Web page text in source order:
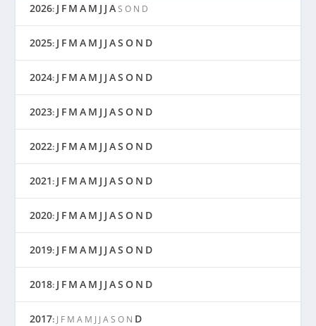
2026: J F M A M J J A S O N D
2025: J F M A M J J AS O N D
2024: J F M A M J J AS O N D
2023: J F M A M J J AS O N D
2022: J F M A M J J AS O N D
2021: J F M A M J J AS O N D
2020: J F M A M J J AS O N D
2019: J F M A M J J AS O N D
2018: J F M A M J J AS O N D
2017: J F M A M J J A S O N D